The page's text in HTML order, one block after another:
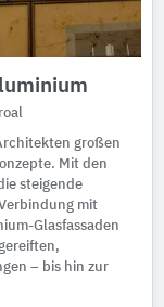
großen
Mit den
steigende
mit
Glasfassaden
– bis hin zur